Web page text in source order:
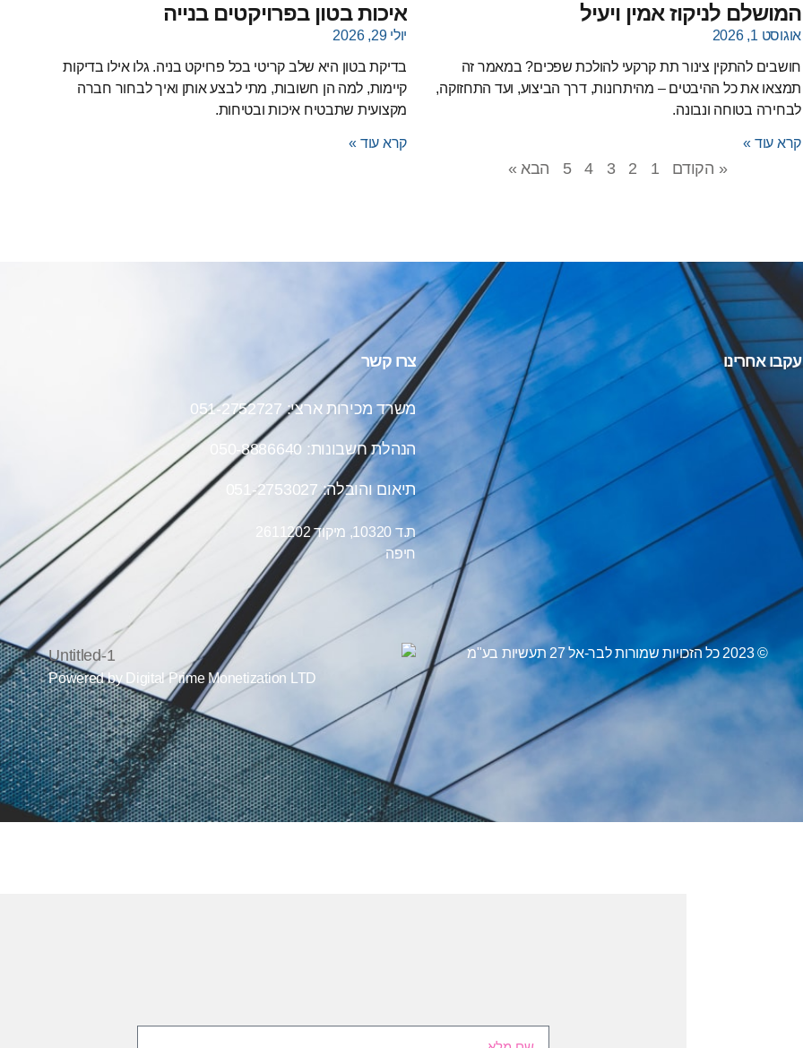
המושלם לניקוז אמין ויעיל
אוגוסט 1, 2026
חושבים להתקין צינור תת קרקעי להולכת שפכים? במאמר זה
תמצאו את כל ההיבטים – מהיתרונות, דרך הביצוע, ועד התחזוקה,
לבחירה בטוחה ונבונה.
קרא עוד »
איכות בטון בפרויקטים בנייה
יולי 29, 2026
בדיקת בטון היא שלב קריטי בכל פרויקט בניה. גלו אילו בדיקות
קיימות, למה הן חשובות, מתי לבצע אותן ואיך לבחור חברה
מקצועית שתבטיח איכות ובטיחות.
קרא עוד »
« הקודם 1
2
3
4
5 הבא »
עקבו אחרינו צרו קשר
משרד מכירות ארצי: 051-2752727
הנהלת חשבונות: 050-8886640
תיאום והובלה: 051-2753027
ת.ד 10320, מיקוד 2611202
חיפה
© 2023 כל הזכויות שמורות לבר-אל 27 תעשיות בע"מ
Powered by Digital PrimeMonetization LTD